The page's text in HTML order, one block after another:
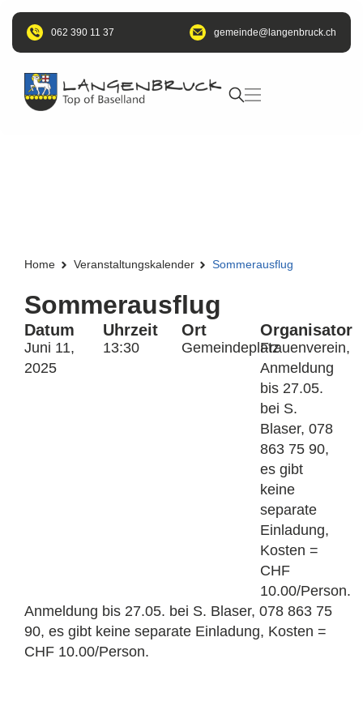
062 390 11 37 hc.kcurbnegnal
@edniemeg
Home Veranstaltungskalender Sommerausflug
Sommerausflug
Datum
Juni 11,
2025
Uhrzeit
13:30
Ort
Gemeindeplatz
Organisator
Frauenverein,
Anmeldung
bis 27.05.
bei S.
Blaser, 078
863 75 90,
es gibt
keine
separate
Einladung,
Kosten =
CHF
10.00/Person.
Anmeldung bis 27.05. bei S. Blaser, 078 863 75
90, es gibt keine separate Einladung, Kosten =
CHF 10.00/Person.